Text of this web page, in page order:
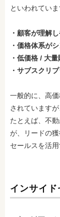
といわれていま
・顧客が理解
・価格体系が
・低価格 / 大
・サブスクリ
一般的に、高
されています
たとえば、不
が、リードの
セールスを活
インサイ